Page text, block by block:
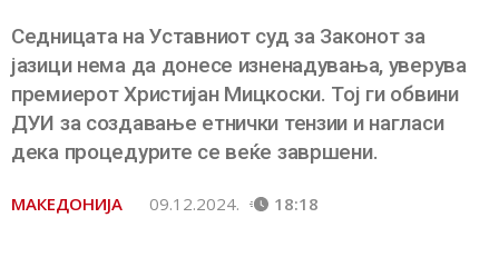
Седницата на Уставниот суд за Законот за
јазици нема да донесе изненадувања, уверува
премиерот Христијан Мицкоски. Тој ги обвини
ДУИ за создавање етнички тензии и нагласи
дека процедурите се веќе завршени.
МАКЕДОНИЈА 09.12.2024. 18:18